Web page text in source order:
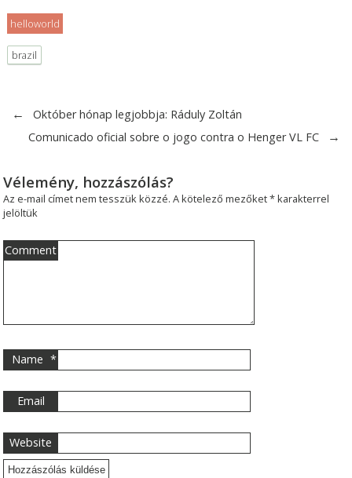
helloworld
brazil
←
Október hónap legjobbja: Ráduly Zoltán
Comunicado oficial sobre o jogo contra o Henger VL FC
→
Vélemény, hozzászólás?
Az e-mail címet nem tesszük közzé. A kötelező mezőket*karakterrel
jelöltük
Comment
Name *
Email
Website